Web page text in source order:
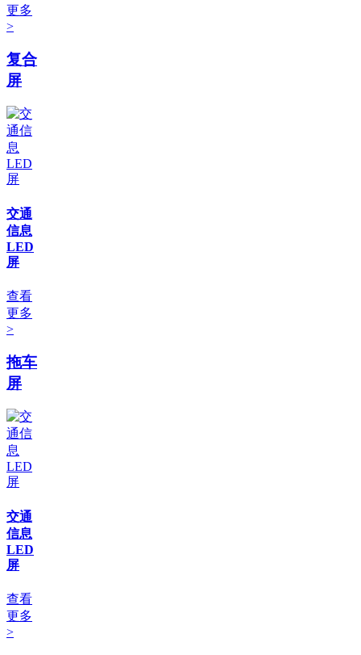
更多
>
复合
屏
交通
信息
LED
屏
查看
更多
>
拖车
屏
交通
信息
LED
屏
查看
更多
>